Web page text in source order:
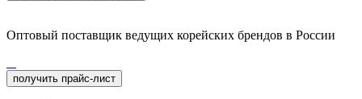
Оптовый поставщик ведущих корейских брендов в России
получить прайс-лист